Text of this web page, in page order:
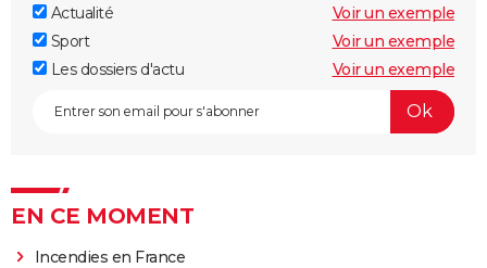
Actualité
Voir un exemple
Sport
Voir un exemple
Les dossiers d'actu
Voir un exemple
EN CE MOMENT
Incendies en France